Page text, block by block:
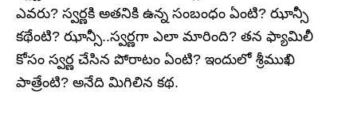
ఎవరు? స్వర్ణకి అతనికి ఉన్న సంబంధం ఏంటి? ఝాన్సీ
కథేంటి? ఝాన్సీ..స్వర్ణగా ఎలా మారింది? తన ఫ్యామిలీ
కోసం స్వర్ణ చేసిన పోరాటం ఏంటి? ఇందులో శ్రీముఖి
పాత్రేంటి? అనేది మిగిలిన కథ.